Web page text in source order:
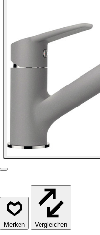
Vergleichen